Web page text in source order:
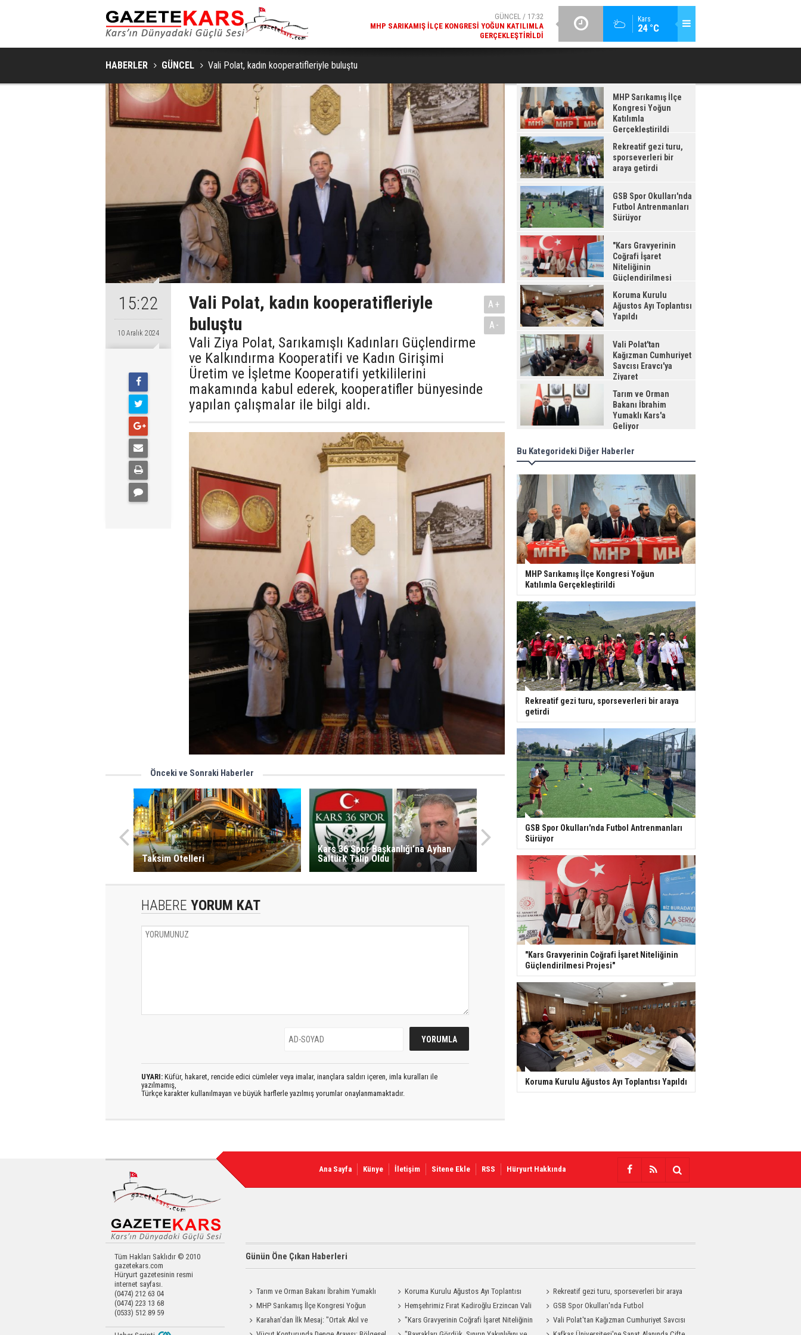
Kars
24 °C
GÜNCEL / 17:08
REKREATIF GEZI TURU, SPORSEVERLERI BIR ARAYA GETIRDI
GSB SPOR OKULLARI'NDA FUTBOL ANTRENMANLARI SÜRÜYOR
HABERLER GÜNCEL Vali Polat, kadın kooperatifleriyle buluştu
15:22
10 Aralık 2024
Vali Polat, kadın kooperatifleriyle
buluştu
Vali Ziya Polat, Sarıkamışlı Kadınları Güçlendirme
ve Kalkındırma Kooperatifi ve Kadın Girişimi
Üretim ve İşletme Kooperatifi yetkililerini
makamında kabul ederek, kooperatifler bünyesinde
yapılan çalışmalar ile bilgi aldı.
A+
A-
Önceki ve Sonraki Haberler
Taksim Otelleri
Kars 36 Spor Başkanlığı'na Ayhan
Saltürk Talip Oldu
HABERE YORUM KAT
UYARI: Küfür, hakaret, rencide edici cümleler veya imalar, inançlara saldırı içeren, imla kuralları ile
yazılmamış,
Türkçe karakter kullanılmayan ve büyük harflerle yazılmış yorumlar onaylanmamaktadır.
MHP Sarıkamış İlçe
Kongresi Yoğun
Katılımla
Gerçekleştirildi
Rekreatif gezi turu,
sporseverleri bir
araya getirdi
GSB Spor Okulları'nda
Futbol Antrenmanları
Sürüyor
"Kars Gravyerinin
Coğrafi İşaret
Niteliğinin
Güçlendirilmesi
Projesi"
Koruma Kurulu
Ağustos Ayı Toplantısı
Yapıldı
Vali Polat'tan
Kağızman Cumhuriyet
Savcısı Eravcı'ya
Ziyaret
Tarım ve Orman
Bakanı İbrahim
Yumaklı Kars'a
Geliyor
Bu Kategorideki Diğer Haberler
MHP Sarıkamış İlçe Kongresi Yoğun
Katılımla Gerçekleştirildi
Rekreatif gezi turu, sporseverleri bir araya
getirdi
GSB Spor Okulları'nda Futbol Antrenmanları
Sürüyor
"Kars Gravyerinin Coğrafi İşaret Niteliğinin
Güçlendirilmesi Projesi"
Koruma Kurulu Ağustos Ayı Toplantısı Yapıldı
Ana Sayfa Künye İletişim Sitene Ekle RSS Hüryurt Hakkında
Tüm Hakları Saklıdır © 2010
gazetekars.com
Hüryurt gazetesinin resmi
internet sayfası.
(0474) 212 63 04
(0474) 223 13 68
(0533) 512 89 59
Günün Öne Çıkan Haberleri
Tarım ve Orman Bakanı İbrahim Yumaklı
Kars'a Geliyor
Koruma Kurulu Ağustos Ayı Toplantısı
Yapıldı
Rekreatif gezi turu, sporseverleri bir araya
getirdi
MHP Sarıkamış İlçe Kongresi Yoğun
Katılımla Gerçekleştirildi
Hemşehrimiz Fırat Kadiroğlu Erzincan Vali
Yardımcılığına Atandı
GSB Spor Okulları'nda Futbol
Antrenmanları Sürüyor
Karahan'dan İlk Mesaj: "Ortak Akıl ve
"Kars Gravyerinin Coğrafi İşaret Niteliğinin
Vali Polat'tan Kağızman Cumhuriyet Savcısı